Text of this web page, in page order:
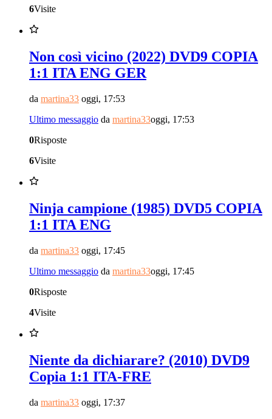
6Visite
Non così vicino (2022) DVD9 COPIA
1:1 ITA ENG GER
da martina33 oggi, 17:53
Ultimo messaggio da martina33oggi, 17:53
0Risposte
6Visite
Ninja campione (1985) DVD5 COPIA
1:1 ITA ENG
da martina33 oggi, 17:45
Ultimo messaggio da martina33oggi, 17:45
0Risposte
4Visite
Niente da dichiarare? (2010) DVD9
Copia 1:1 ITA-FRE
da martina33 oggi, 17:37